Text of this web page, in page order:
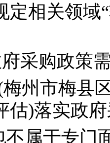
定相关领域
采购政策
州市梅县
估)落实政
不属于专门